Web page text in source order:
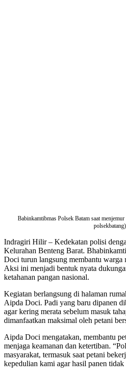
Babinkamtibmas Polsek Batam saat
polsekbatang)
Indragiri Hilir – Kedekatan polisi
Kelurahan Benteng Barat.
Doci turun langsung membantu warga
Aksi ini menjadi bentuk nyata
ketahanan pangan nasional.
Kegiatan berlangsung di halaman
Aipda Doci. Padi yang baru dipanen
agar kering merata sebelum masuk
dimanfaatkan maksimal oleh petani
Aipda Doci mengatakan, membantu
menjaga keamanan dan ketertiban.
masyarakat, termasuk saat petani
kepedulian kami agar hasil panen tidak